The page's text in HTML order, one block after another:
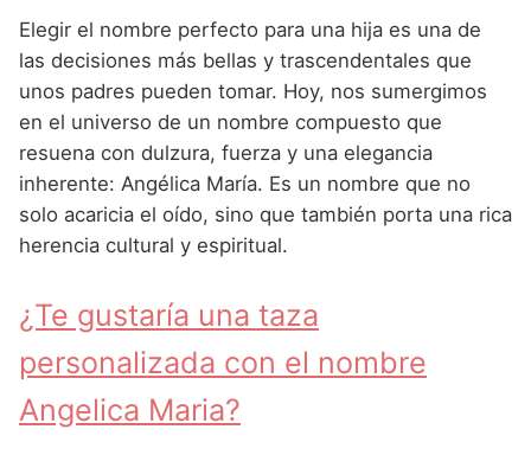
Nombres de Niña que empiezan por D
Nombres de Niña que empiezan por E
Nombres de Niña que empiezan por F
Nombres de Niña que empiezan por G
Nombres de Niña que empiezan por H
Nombres de Niña que empiezan por J
Nombres de Niña que empiezan por K
Nombres de Niña que empiezan por L
Nombres de Niña Egipcios
Nombres de Niña Griegos
Nombres de Niña Mitológicos
Nombres de Niña Romanos
Nombres de Niña Vikingos
Nombres de Niña Americanos
Nombres de Niña Chinos
Nombres de Niña Franceses
Nombres de Niña Hispanoamericanos
Nombres de Niña Ingleses
Nombres de Niña Japoneses
Nombres de Niña Judios
Nombres de Niña Marroquies
Nombres de Niña Andaluces
Nombres de Niña Aragoneses
Nombres de Niña Asturianos
Nombres de Niña Baleares
Nombres de Niña Canarios
Nombres de Niña Castellanos
Nombres de Niña Catalanes
Nombres de Niña Extremeños
Buscar
Elegir el nombre perfecto para una hija es una de
las decisiones más bellas y trascendentales que
unos padres pueden tomar. Hoy, nos sumergimos
en el universo de un nombre compuesto que
resuena con dulzura, fuerza y una elegancia
inherente: Angélica María. Es un nombre que no
solo acaricia el oído, sino que también porta una rica
herencia cultural y espiritual.
¿Te gustaría una taza
personalizada con el nombre
Angelica Maria?